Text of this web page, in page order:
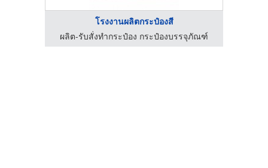
โรงงานผลิตกระป๋องสี
ผลิต-รับสั่งทำกระป๋อง กระป๋องบรรจุภัณฑ์